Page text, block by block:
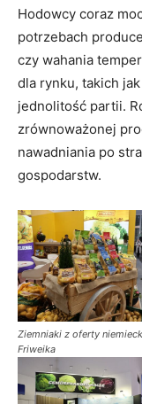
Hodowcy coraz
potrzebach
czy wahania
dla rynku, takich
jednolitość partii.
zrównoważonej
nawadniania po
gospodarstw.
Ziemniaki z oferty
Friweika